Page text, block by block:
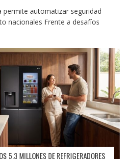
permite automatizar seguridad
nacionales Frente a desafíos
5.3 MILLONES DE REFRIGERADORES